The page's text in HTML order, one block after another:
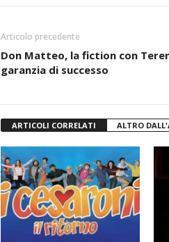
Articolo precedente
Don Matteo, la fiction con
garanzia di successo
ARTICOLI CORRELATI ALTRO